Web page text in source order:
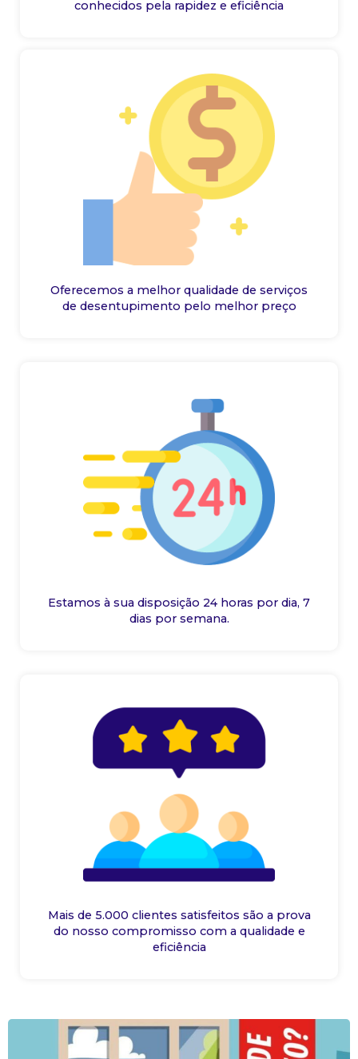
conhecidos pela rapidez e eficiência
Oferecemos a melhor qualidade de serviços
de desentupimento pelo melhor preço
Estamos à sua disposição 24 horas por dia, 7
dias por semana.
Mais de 5.000 clientes satisfeitos são a prova
do nosso compromisso com a qualidade e
eficiência